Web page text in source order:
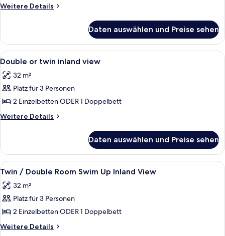
Plunge
Sea
View
anzeigen
Weitere Details
Weitere
/
Double
Room
Plunge
Private
Sea
View
Daten auswählen und Preise sehen
Alle
Fotos
für
Double
or
twin
anzeigen
Ein Hotelzimmer mit einem großen
3
Double or twin inland view
32 m²
Platz für 3 Personen
2 Einzelbetten ODER 1 Doppelbett
Weitere Details
Weitere
or
twin
inland
Daten auswählen und Preise sehen
Alle
Fotos
für
Twin
/
Double
Ein Hotelzimmer mit Bett,
3
Twin / Double Room Swim Up Inland View
32 m²
Platz für 3 Personen
2 Einzelbetten ODER 1 Doppelbett
Weitere Details
Weitere